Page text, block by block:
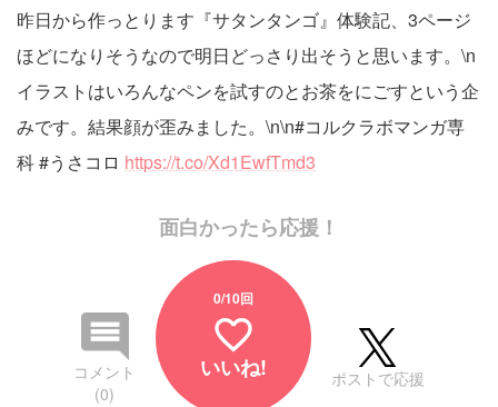
昨日から作っとります『サタンタンゴ』体験記、3ページ
ほどになりそうなので明日どっさり出そうと思います。\n
イラストはいろんなペンを試すのとお茶をにごすという企
みです。結果顔が歪みました。\n\n#コルクラボマンガ専
科 #うさコロ https://t.co/Xd1EwfTmd3
面白かったら応援！
コメント
(0)
0/10回
favorite_border
いいね! ポストで応援